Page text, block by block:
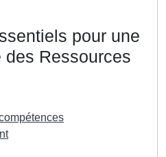
pour une
Ressources